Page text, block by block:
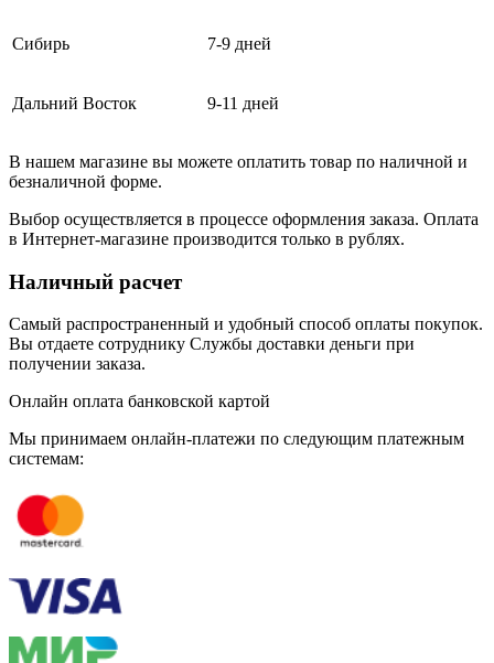
Сибирь 7-9 дней
Дальний Восток 9-11 дней
В нашем магазине вы можете оплатить товар по наличной и
безналичной форме.
Выбор осуществляется в процессе оформления заказа. Оплата
в Интернет-магазине производится только в рублях.
Наличный расчет
Самый распространенный и удобный способ оплаты покупок.
Вы отдаете сотруднику Службы доставки деньги при
получении заказа.
Онлайн оплата банковской картой
Мы принимаем онлайн-платежи по cледующим платежным
системам: